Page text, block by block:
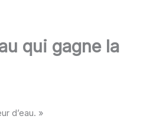
qui gagne la
d’eau. »